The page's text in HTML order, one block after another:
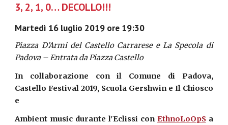
3, 2, 1, 0… DECOLLO!!!
Martedì 16 luglio 2019 ore 19:30
Piazza D’Armi del Castello Carrarese e La Specola di
Padova – Entrata da Piazza Castello
In collaborazione con il Comune di Padova,
Castello Festival 2019, Scuola Gershwin e Il Chiosco
e
Ambient music durante l'Eclissi con EthnoLoOpSa